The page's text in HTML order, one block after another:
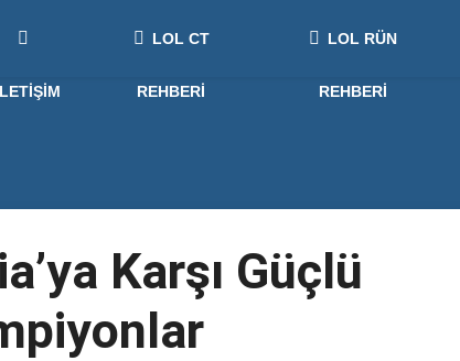
LOL CT
REHBERI
LOL RÜN
REHBERI
Karşı Güçlü